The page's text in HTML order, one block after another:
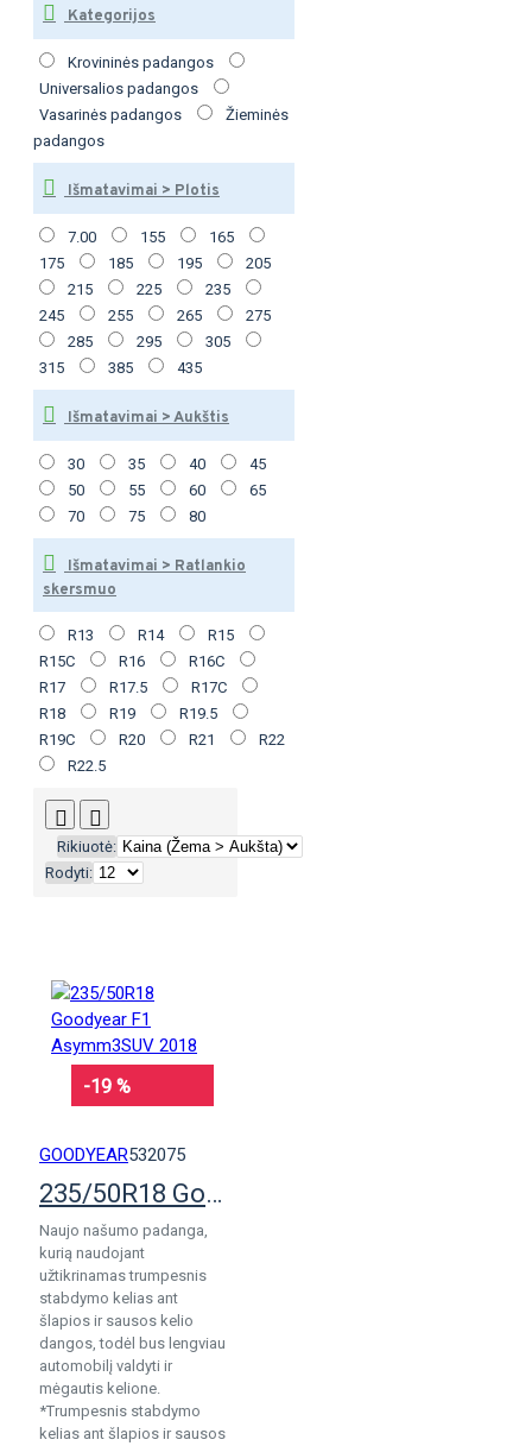
Kategorijos
Krovininės padangos
Universalios padangos
Vasarinės padangos
Žieminės
padangos
Išmatavimai > Plotis
7.00 155
165
175
185 195
205
215
225
235
245
255 265
275
285
295
305
315
385 435
Išmatavimai > Aukštis
30 35 40
45
50
55 60
65
70
75 80
Išmatavimai > Ratlankio
skersmuo
R13 R14
R15
R15C
R16
R16C
R17
R17.5
R17C
R18
R19
R19.5
R19C
R20 R21
R22
R22.5
Rikiuotė:
Rodyti:
-19 %
GOODYEAR532075
235/50R18 Goodyear F1 Asymm3SUV 2018
Naujo našumo padanga,
kurią naudojant
užtikrinamas trumpesnis
stabdymo kelias ant
šlapios ir sausos kelio
dangos, todėl bus lengviau
automobilį valdyti ir
mėgautis kelione.
*Trumpesnis stabdymo
kelias ant šlapios ir sausos